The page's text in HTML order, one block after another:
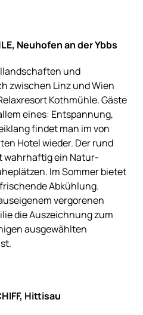
Neuhofen an der Ybbs
und
zwischen Linz und Wien
Kothmühle. Gäste
eines: Entspannung,
findet man im von
Hotel wieder. Der rund
wahrhaftig ein Natur-
Im Sommer bietet
Abkühlung.
vergorenen
die Auszeichnung zum
ausgewählten
Hittisau